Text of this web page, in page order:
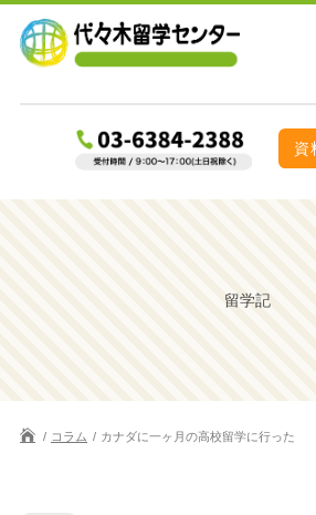
資
留学記
コラム カナダに一ヶ月の高校留学に行った